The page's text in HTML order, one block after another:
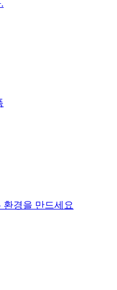
환경을 만드세요